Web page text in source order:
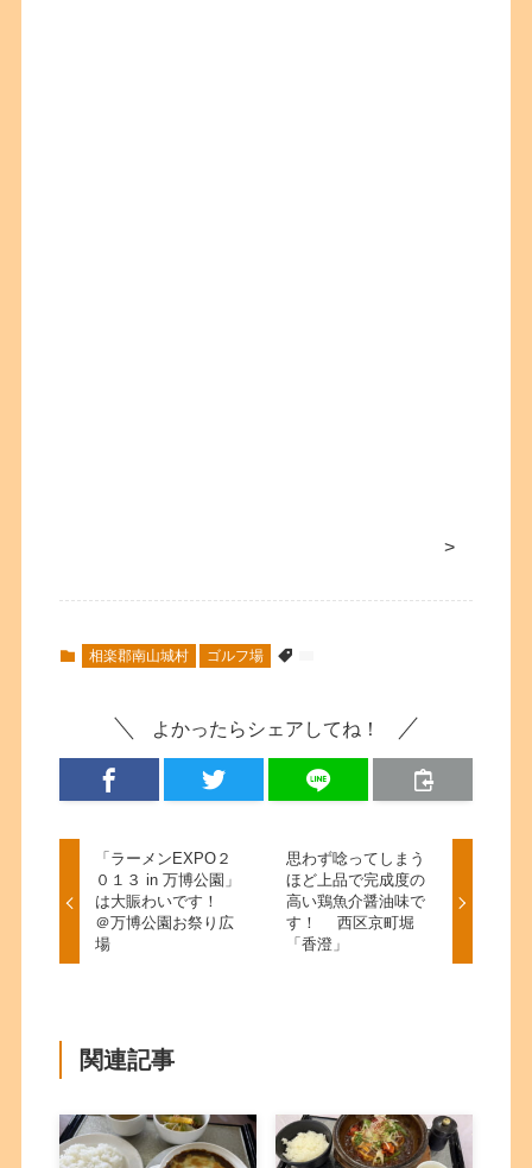
>
相楽郡南山城村 ゴルフ場
よかったらシェアしてね！
「ラーメンEXPO２
０１３ in 万博公園」
は大賑わいです！
＠万博公園お祭り広
場
思わず唸ってしまう
ほど上品で完成度の
高い鶏魚介醤油味で
す！ 西区京町堀
「香澄」
関連記事